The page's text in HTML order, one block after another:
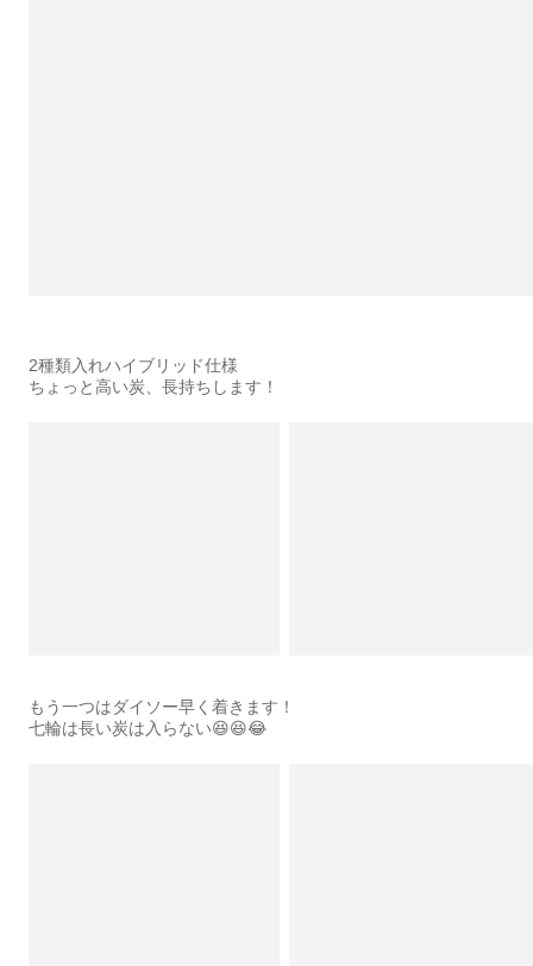
2種類入れハイブリッド仕様
ちょっと高い炭、長持ちします！
もう一つはダイソー早く着きます！
七輪は長い炭は入らない😆😆😂